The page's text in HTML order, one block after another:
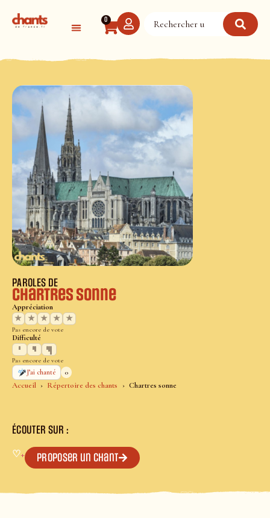
0
Accueil Répertoire des chants Chartres sonne
PAROLES DE
Chartres sonne
Appréciation
★
★ ★ ★ ★
Pas encore de vote
Difficulté
Pas encore de vote
J’ai chanté
0
ÉCOUTER SUR :
♡+ Proposer un chant